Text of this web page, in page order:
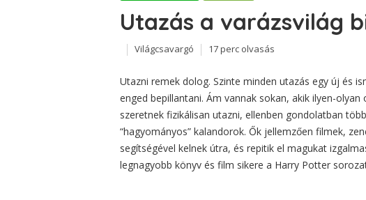
Utazás a varázsvilág
Világcsavargó 17 perc olvasás
Utazni remek dolog. Szinte minden utazás egy új és
enged bepillantani. Ám vannak sokan, akik ilyen-
szeretnek fizikálisan utazni, ellenben gondolatban
“hagyományos” kalandorok. Ők jellemzően filmek,
segítségével kelnek útra, és repitik el magukat
legnagyobb könyv és film sikere a Harry Potter